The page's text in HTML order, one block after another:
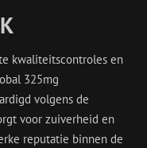
kwaliteitscontroles en
325mg
volgens de
voor zuiverheid en
reputatie binnen de